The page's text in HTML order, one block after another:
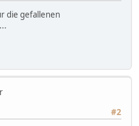
die gefallenen
#2